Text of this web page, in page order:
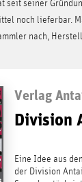
seit seiner
noch lieferbar.
nach,
Verlag
Division
Eine Idee aus
der Division